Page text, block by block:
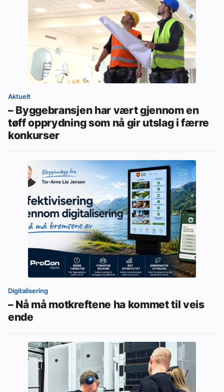
Aktuelt
– Byggebransjen har vært gjennom en
tøff opprydning som nå gir utslag i færre
konkurser
Digitalisering
– Nå må motkreftene ha kommet til veis
ende